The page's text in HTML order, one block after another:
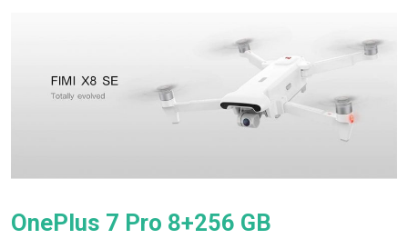
OnePlus 7 Pro 8+256 GB